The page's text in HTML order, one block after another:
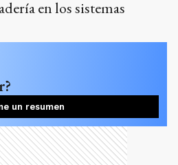
en los sistemas
un resumen